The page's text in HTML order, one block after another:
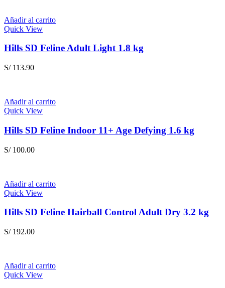
Añadir al carrito
Quick View
Hills SD Feline Adult Light 1.8 kg
S/113.90
Añadir al carrito
Quick View
Hills SD Feline Indoor 11+ Age Defying 1.6 kg
S/100.00
Añadir al carrito
Quick View
Hills SD Feline Hairball Control Adult Dry 3.2 kg
S/192.00
Añadir al carrito
Quick View